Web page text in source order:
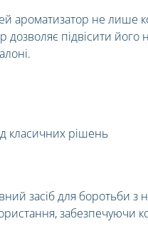
ароматизатор не
підвісити
класичних рішень
засіб для боротьби
забезпечуючи